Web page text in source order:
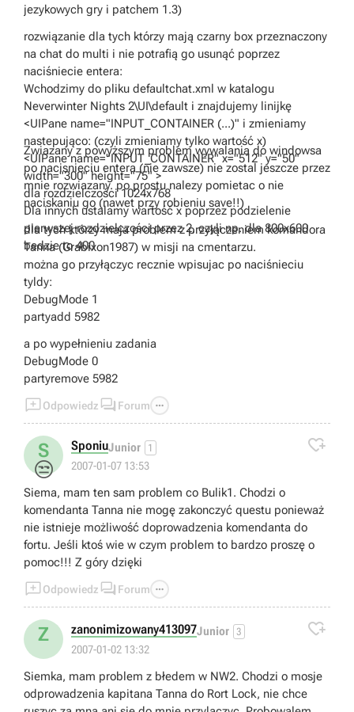
jezykowych gry i patchem 1.3)
rozwiązanie dla tych którzy mają czarny box przeznaczony
na chat do multi i nie potrafią go usunąć poprzez
naciśniecie entera:
Wchodzimy do pliku defaultchat.xml w katalogu
Neverwinter Nights 2\UI\default i znajdujemy linijkę
<UIPane name="INPUT_CONTAINER (...)" i zmieniamy
nastepująco: (czyli zmieniamy tylko wartość x)
<UIPane name="INPUT_CONTAINER" x="512" y="50"
width="300" height="75" >
dla rozdzielczości 1024x768
Dla innych ustalamy wartość x poprzez podzielenie
pierwszej rozdzielczości przez 2, czyli np. dla 800x600
bedzie to 400
Zwiazany z powyższym problem wywalania do windowsa
po nacisnieciu entera (nie zawsze) nie zostal jeszcze przez
mnie rozwiazany. po prostu nalezy pomietac o nie
naciskaniu go (nawet przy robieniu save!!)
dla tych którzy maja problem z przyłączeniem komandora
Tanna (Grabixon1987) w misji na cmentarzu.
można go przyłączyc recznie wpisujac po naciśnieciu
tyldy:
DebugMode 1
partyadd 5982
a po wypełnieniu zadania
DebugMode 0
partyremove 5982
Odpowiedz  Forum 
S
😒
SponiuJunior 1
2007-01-07 13:53

Siema, mam ten sam problem co Bulik1. Chodzi o
komendanta Tanna nie mogę zakonczyć questu ponieważ
nie istnieje możliwość doprowadzenia komendanta do
fortu. Jeśli ktoś wie w czym problem to bardzo proszę o
pomoc!!! Z góry dzięki
Odpowiedz  Forum 
Z zanonimizowany413097Junior 3
2007-01-02 13:32

Siemka, mam problem z błedem w NW2. Chodzi o mosje
odprowadzenia kapitana Tanna do Rort Lock, nie chce